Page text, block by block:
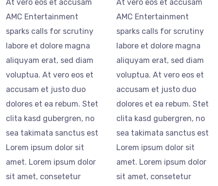
At vero eos et accusam
AMC Entertainment
sparks calls for scrutiny
labore et dolore magna
aliquyam erat, sed diam
voluptua. At vero eos et
accusam et justo duo
dolores et ea rebum. Stet
clita kasd gubergren, no
sea takimata sanctus est
Lorem ipsum dolor sit
amet. Lorem ipsum dolor
sit amet, consetetur
At vero eos et accusam
AMC Entertainment
sparks calls for scrutiny
labore et dolore magna
aliquyam erat, sed diam
voluptua. At vero eos et
accusam et justo duo
dolores et ea rebum. Stet
clita kasd gubergren, no
sea takimata sanctus est
Lorem ipsum dolor sit
amet. Lorem ipsum dolor
sit amet, consetetur